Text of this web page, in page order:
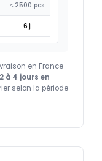
≤ 2500 pcs
6 j
en France
2 à 4 jours en
selon la période